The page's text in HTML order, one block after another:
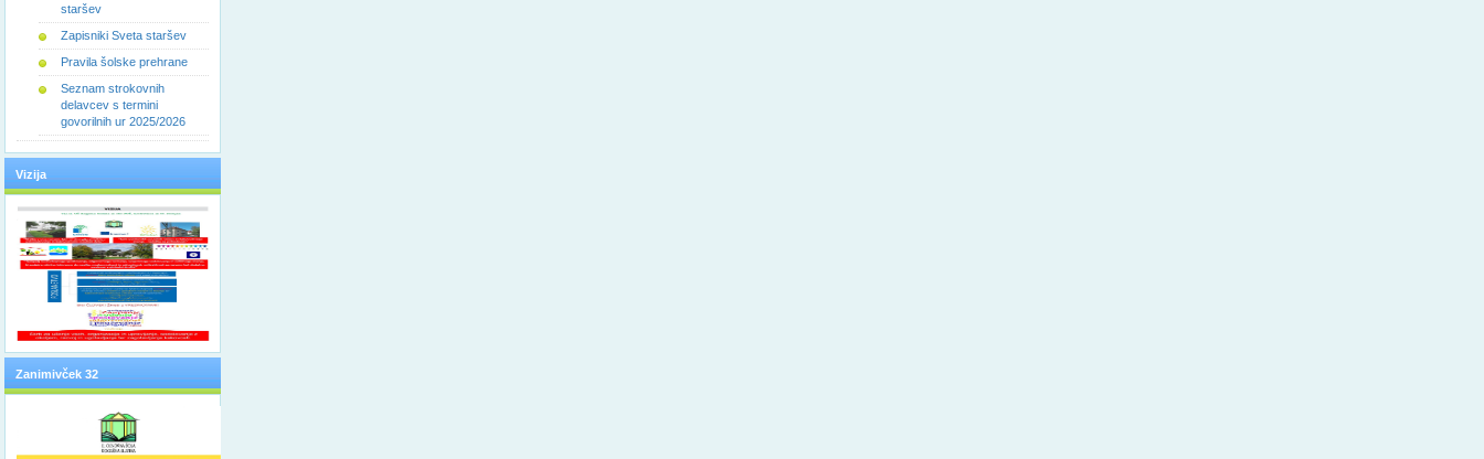
staršev
Zapisniki Sveta staršev
Pravila šolske prehrane
Seznam strokovnih
delavcev s termini
govorilnih ur 2025/2026
Vizija
Zanimivček 32